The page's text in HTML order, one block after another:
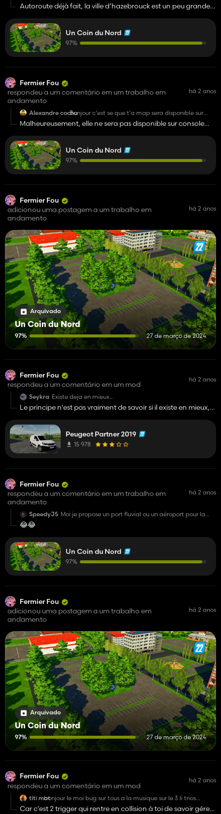
Autoroute déjà fait, la ville d’hazebrouck est un peu grande
Un Coin du Nord
97%
Fermier Fou
respondeu a um comentário em um trabalho em
andamento
há 2 anos
Alexandre cochuBonjour c'est se que t'a map sera disponible sur
console joli travail
Malheureusement, elle ne sera pas disponible sur console
projet privé, on montre les avancée mais aucun DL n’est
prévu pour l’instantUn Coin du Nord
97%
Fermier Fou
adicionou uma postagem a um trabalho em
andamento
há 2 anos
Arquivado
Un Coin du Nord
97% 27 de março de 2024
Fermier Fou
respondeu a um comentário em um mod
há 2 anos
Seykra Existe deja en mieux...
Le principe n'est pas vraiment de savoir si il existe en mieux,
somme pas privé de dire ce que l'on pense, d'où le fait de
l'existence de la liberté d'expression, mais on peut le dire sous
d'autre forme. perso je trouve le travail propre, comparé à
l'autre qui existe le seul truc en plus c'est que l'autre a un
Peugeot Partner 2019
15 978
Fermier Fou
respondeu a um comentário em um trabalho em
andamento
há 2 anos
SpeedyJ5 Moi je propose un port fluvial ou un aéroport pour la
😂😂
Un Coin du Nord
97%
Fermier Fou
adicionou uma postagem a um trabalho em
andamento
há 2 anos
Arquivado
Un Coin du Nord
97% 27 de março de 2024
Fermier Fou
respondeu a um comentário em um mod
há 2 anos
titi matbonjour le moi bug sur tous a la musique sur le 3 li trios
mâche pas me alors que li un na un qui mâcher 1
Car c’est 2 trigger qui rentre en collision à toi de savoir gérer